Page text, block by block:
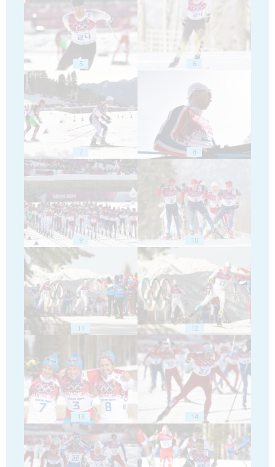
5 6
7 8
9 10
11 12
13 14